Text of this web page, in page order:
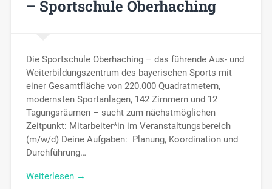
– Sportschule Oberhaching
Die Sportschule Oberhaching – das führende Aus- und
Weiterbildungszentrum des bayerischen Sports mit
einer Gesamtfläche von 220.000 Quadratmetern,
modernsten Sportanlagen, 142 Zimmern und 12
Tagungsräumen – sucht zum nächstmöglichen
Zeitpunkt: Mitarbeiter*in im Veranstaltungsbereich
(m/w/d) Deine Aufgaben: Planung, Koordination und
Durchführung…
Weiterlesen →